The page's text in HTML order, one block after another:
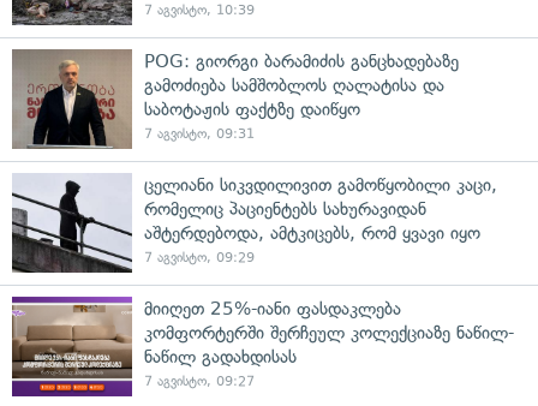
7 აგვისტო, 10:39
POG: გიორგი ბარამიძის განცხადებაზე
გამოძიება სამშობლოს ღალატისა და
საბოტაჟის ფაქტზე დაიწყო
7 აგვისტო, 09:31
ცელიანი სიკვდილივით გამოწყობილი კაცი,
რომელიც პაციენტებს სახურავიდან
აშტერდებოდა, ამტკიცებს, რომ ყვავი იყო
7 აგვისტო, 09:29
მიიღეთ 25%-იანი ფასდაკლება
კომფორტერში შერჩეულ კოლექციაზე ნაწილ-
ნაწილ გადახდისას
7 აგვისტო, 09:27